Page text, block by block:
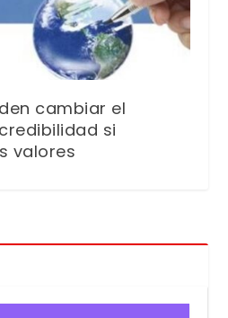
cambiar el
si
valores